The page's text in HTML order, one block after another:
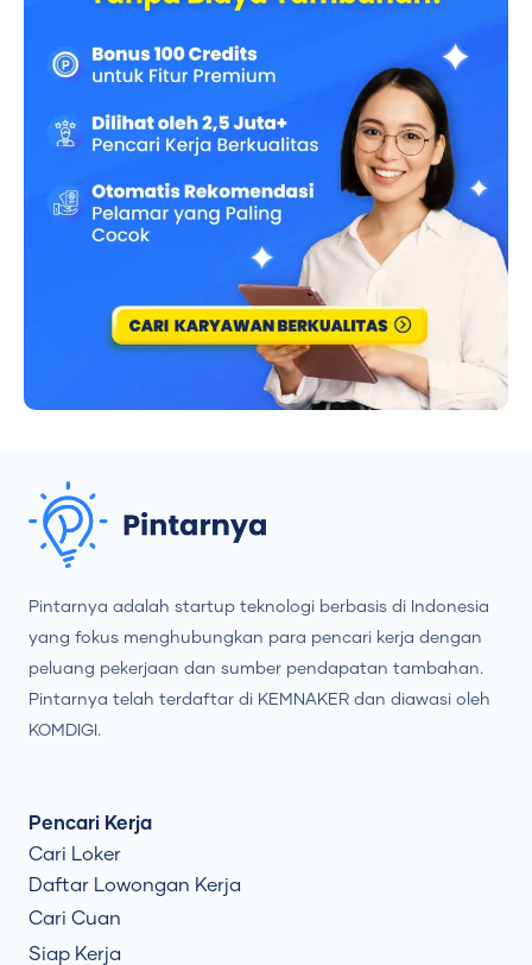
Pintarnya adalah startup teknologi berbasis di Indonesia
yang fokus menghubungkan para pencari kerja dengan
peluang pekerjaan dan sumber pendapatan tambahan.
Pintarnya telah terdaftar di KEMNAKER dan diawasi oleh
KOMDIGI.
Pencari Kerja
Cari Loker
Daftar Lowongan Kerja
Cari Cuan
Siap Kerja